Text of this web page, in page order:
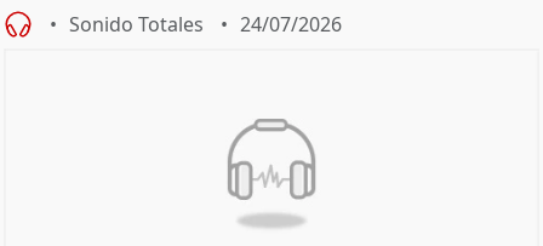
Sonido Totales 24/07/2026